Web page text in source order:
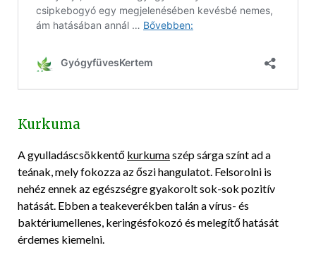
Kurkuma
A gyulladáscsökkentő kurkumaszép sárga színt ad a
teának, mely fokozza az őszi hangulatot. Felsorolni is
nehéz ennek az egészségre gyakorolt sok-sok pozitív
hatását. Ebben a teakeverékben talán a vírus- és
baktériumellenes, keringésfokozó és melegítő hatását
érdemes kiemelni.